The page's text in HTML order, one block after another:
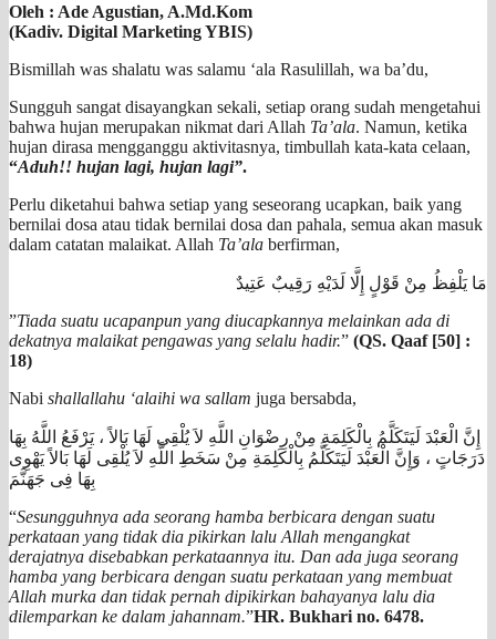
Oleh : Ade Agustian, A.Md.Kom
(Kadiv. Digital Marketing YBIS)
Bismillah was shalatu was salamu ‘ala Rasulillah, wa ba’du,
Sungguh sangat disayangkan sekali, setiap orang sudah mengetahui
bahwa hujan merupakan nikmat dari Allah Ta’ala. Namun, ketika
hujan dirasa mengganggu aktivitasnya, timbullah kata-kata celaan,
“Aduh!! hujan lagi, hujan lagi”.
Perlu diketahui bahwa setiap yang seseorang ucapkan, baik yang
bernilai dosa atau tidak bernilai dosa dan pahala, semua akan masuk
dalam catatan malaikat. Allah Ta’ala berfirman,
مَا يَلْفِظُ مِنْ قَوْلٍ إِلَّا لَدَيْهِ رَقِيبٌ عَتِيدٌ
”Tiada suatu ucapanpun yang diucapkannya melainkan ada di
dekatnya malaikat pengawas yang selalu hadir.” (QS. Qaaf [50] :
18)
Nabi shallallahu ‘alaihi wa sallam juga bersabda,
إِنَّ الْعَبْدَ لَيَتَكَلَّمُ بِالْكَلِمَةِ مِنْ رِضْوَانِ اللَّهِ لاَ يُلْقِى لَهَا بَالاً ، يَرْفَعُ اللَّهُ بِهَا
دَرَجَاتٍ ، وَإِنَّ الْعَبْدَ لَيَتَكَلَّمُ بِالْكَلِمَةِ مِنْ سَخَطِ اللَّهِ لاَ يُلْقِى لَهَا بَالاً يَهْوِى
بِهَا فِى جَهَنَّمَ
“Sesungguhnya ada seorang hamba berbicara dengan suatu
perkataan yang tidak dia pikirkan lalu Allah mengangkat
derajatnya disebabkan perkataannya itu. Dan ada juga seorang
hamba yang berbicara dengan suatu perkataan yang membuat
Allah murka dan tidak pernah dipikirkan bahayanya lalu dia
dilemparkan ke dalam jahannam.”HR. Bukhari no. 6478.